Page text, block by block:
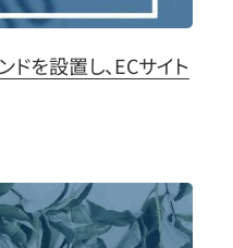
を設置し、ECサイト